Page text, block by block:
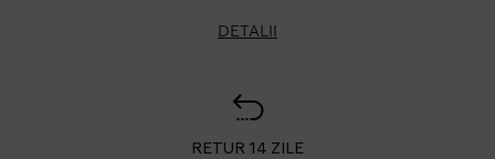
DETALII
RETUR 14 ZILE